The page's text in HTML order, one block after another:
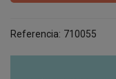
Referencia: 710055